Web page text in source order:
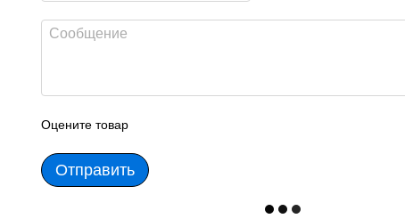
Оцените товар
Отправить